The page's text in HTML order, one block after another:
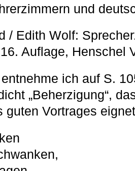
und
/ Edith Wolf:
Auflage, Henschel
ich auf S.
„Beherzigung“,
guten Vortrages